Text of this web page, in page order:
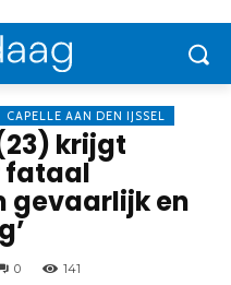
CAPELLE AAN DEN IJSSEL
krijgt
fataal
gevaarlijk en
0 141